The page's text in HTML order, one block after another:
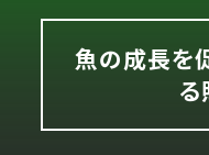
魚の成長を
る